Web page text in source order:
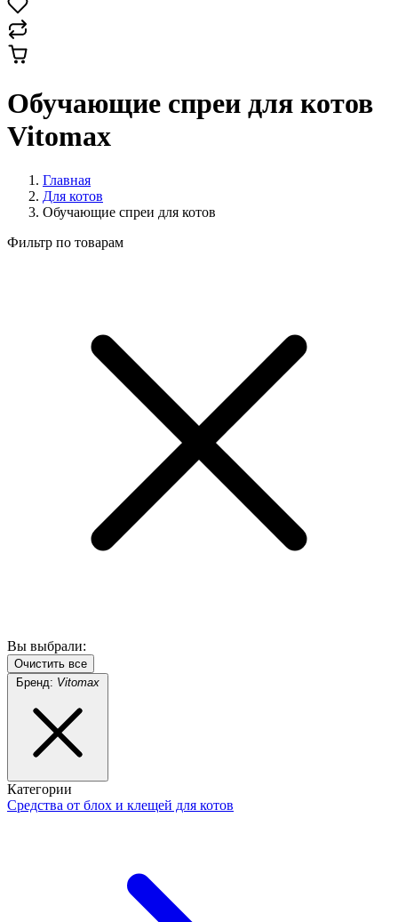
Обучающие спреи для котов
Vitomax
Главная
Для котов
Обучающие спреи для котов
Фильтр по товарам
Вы выбрали:
Очистить все
Бренд: Vitomax
Категории
Средства от блох и клещей для котов